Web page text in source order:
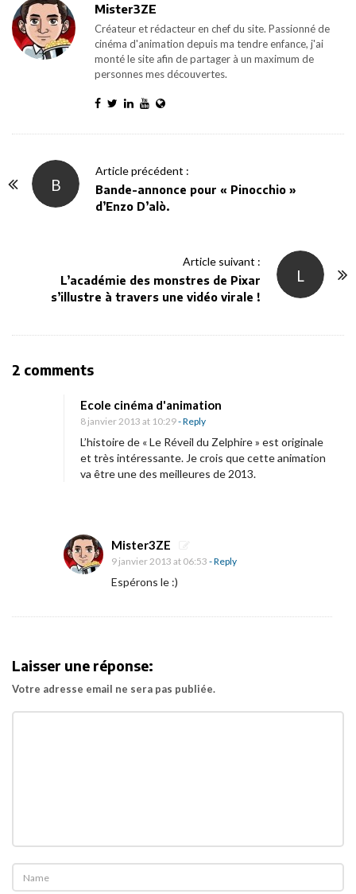
Mister3ZE
Créateur et rédacteur en chef du site. Passionné de
cinéma d'animation depuis ma tendre enfance, j'ai
monté le site afin de partager à un maximum de
personnes mes découvertes.
B
Article précédent :
Bande-annonce pour « Pinocchio »
d’Enzo D’alò.
L
Article suivant :
L’académie des monstres de Pixar
s’illustre à travers une vidéo virale !
2 commentsO
«
L
e
v
e
Z
e
l
»
Ecole cinéma d'animation
8 janvier 2013 at 10:29- Reply
L’histoire de « Le Réveil du Zelphire » est originale
et très intéressante. Je crois que cette animation
va être une des meilleures de 2013.
Mister3ZE
9 janvier 2013 at 06:53 - Reply
Espérons le :)
Laisser une réponse:
Votre adresse email ne sera pas publiée.